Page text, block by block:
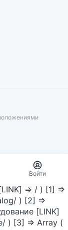
Войти
=> / ) [1] =>
) [2] =>
[LINK]
) [3] => Array (